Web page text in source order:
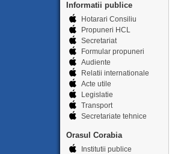
Informatii publice
Hotarari Consiliu
Propuneri HCL
Secretariat
Formular propuneri
Audiente
Relatii internationale
Acte utile
Legislatie
Transport
Secretariate tehnice
Orasul Corabia
Institutii publice